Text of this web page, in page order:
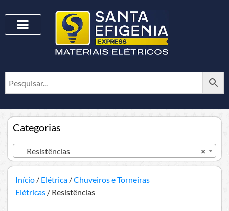
Categorias
×
Resistências
Início / Elétrica /Chuveiros e Torneiras
Elétricas / Resistências